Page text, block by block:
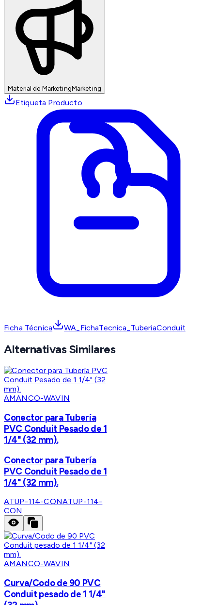
Material de MarketingMarketing
Etiqueta Producto
Ficha Técnica WA_FichaTecnica_TuberiaConduit
Alternativas Similares
AMANCO-WAVIN
Conector para Tubería
PVC Conduit Pesado de 1
1/4" (32 mm).
Conector para Tubería
PVC Conduit Pesado de 1
1/4" (32 mm).
ATUP-114-CONATUP-114-
CON
AMANCO-WAVIN
Curva/Codo de 90 PVC
Conduit pesado de 1 1/4"